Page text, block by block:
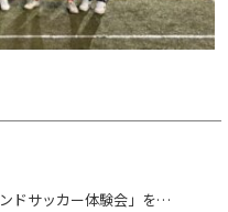
験会」を開催しました【報告】